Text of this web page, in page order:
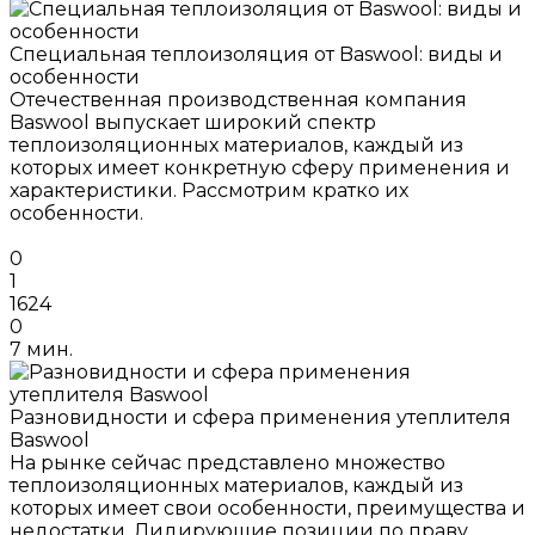
Специальная теплоизоляция от Baswool: виды и
особенности
Отечественная производственная компания
Baswool выпускает широкий спектр
теплоизоляционных материалов, каждый из
которых имеет конкретную сферу применения и
характеристики. Рассмотрим кратко их
особенности.
0
1
1624
0
7 мин.
Разновидности и сфера применения утеплителя
Baswool
На рынке сейчас представлено множество
теплоизоляционных материалов, каждый из
которых имеет свои особенности, преимущества и